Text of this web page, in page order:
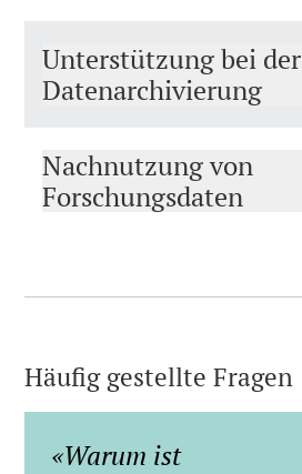
Unterstützung bei der
Datenarchivierung
Nachnutzung von
Forschungsdaten
Häufig gestellte Fragen
Warum ist